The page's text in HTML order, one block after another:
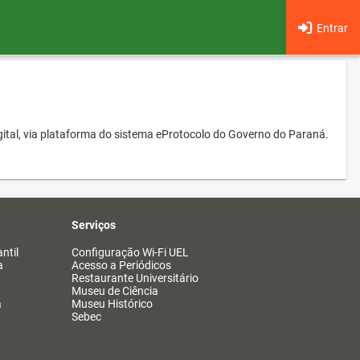
Entrar
via plataforma do sistema eProtocolo do Governo do Paraná.
Serviços
Configuração Wi-Fi UEL
Acesso a Periódicos
Restaurante Universitário
Museu de Ciência
Museu Histórico
Sebec